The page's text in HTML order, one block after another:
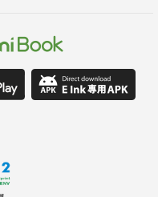
一亮，
過實證的案例解析與觀